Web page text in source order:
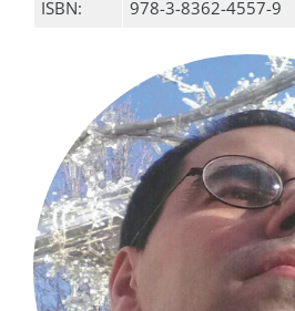
ISBN:
978-3-8362-4557-9